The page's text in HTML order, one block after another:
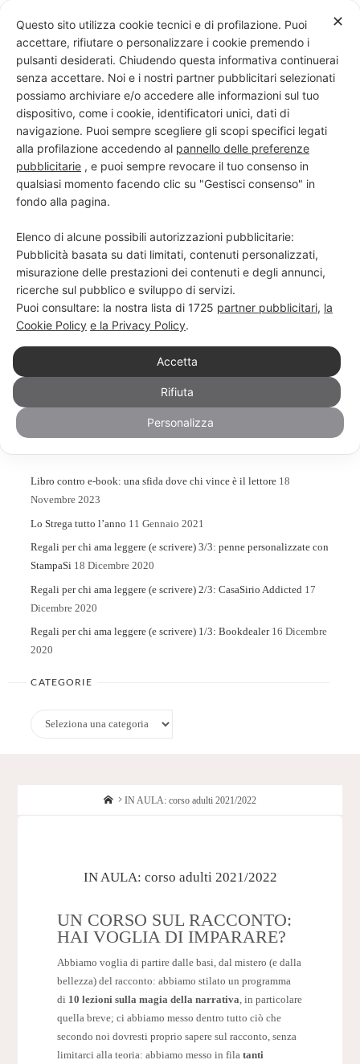
content
PROGETTO NERO SU BIANCO
Scuola di scrittura e creatività
Search
Libro contro e-book: una sfida dove chi vince è il lettore 18
Novembre 2023
Lo Strega tutto l’anno 11 Gennaio 2021
Regali per chi ama leggere (e scrivere) 3/3: penne personalizzate con
StampaSi 18 Dicembre 2020
Regali per chi ama leggere (e scrivere) 2/3: CasaSirio Addicted 17
Dicembre 2020
Regali per chi ama leggere (e scrivere) 1/3: Bookdealer 16 Dicembre
2020
CATEGORIE
Categorie
HomeIN AULA: corso adulti 2021/2022
IN AULA: corso adulti 2021/2022
UN CORSO SUL RACCONTO:
HAI VOGLIA DI IMPARARE?
Abbiamo voglia di partire dalle basi, dal mistero (e dalla
bellezza) del racconto: abbiamo stilato un programma
di 10 lezioni sulla magia della narrativa, in particolare
quella breve; ci abbiamo messo dentro tutto ciò che
secondo noi dovresti proprio sapere sul racconto, senza
limitarci alla teoria: abbiamo messo in fila tanti
✕
Questo sito utilizza cookie tecnici e di profilazione. Puoi
accettare, rifiutare o personalizzare i cookie premendo i
pulsanti desiderati. Chiudendo questa informativa continuerai
senza accettare. Noi e i nostri partner pubblicitari selezionati
possiamo archiviare e/o accedere alle informazioni sul tuo
dispositivo, come i cookie, identificatori unici, dati di
navigazione. Puoi sempre scegliere gli scopi specifici legati
alla profilazione accedendo al pannello delle preferenze
pubblicitarie , e puoi sempre revocare il tuo consenso in
qualsiasi momento facendo clic su "Gestisci consenso" in
fondo alla pagina.
Elenco di alcune possibili autorizzazioni pubblicitarie:
Pubblicità basata su dati limitati, contenuti personalizzati,
misurazione delle prestazioni dei contenuti e degli annunci,
ricerche sul pubblico e sviluppo di servizi.
Puoi consultare: la nostra lista di 1725 partner pubblicitari, la
Cookie Policy e la Privacy Policy.
Accetta
Rifiuta
Personalizza